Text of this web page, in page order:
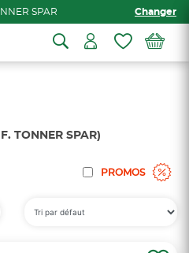
SPAR Changer
TONNER SPAR)
PROMOS